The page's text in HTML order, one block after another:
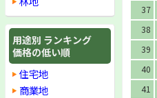
用途別 ランキング
価格の低い順
住宅地
商業地
37
38
39
40
41